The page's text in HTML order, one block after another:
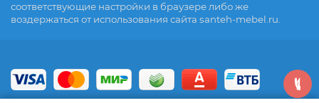
соответствующие настройки в браузере либо же
воздержаться от использования сайта santeh-mebel.ru.